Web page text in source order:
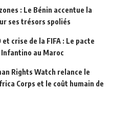
: Le Bénin accentue la
ses trésors spoliés
crise de la FIFA : Le pacte
au Maroc
Rights Watch relance le
Corps et le coût humain de